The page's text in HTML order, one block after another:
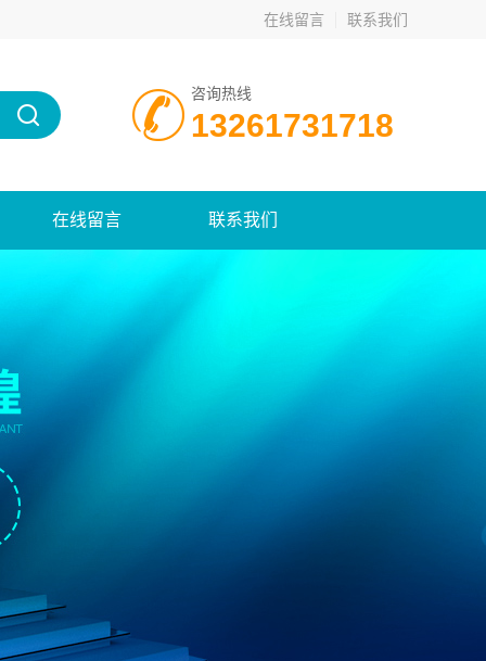
在线留言 联系我们
咨询热线
13261731718
在线留言 联系我们